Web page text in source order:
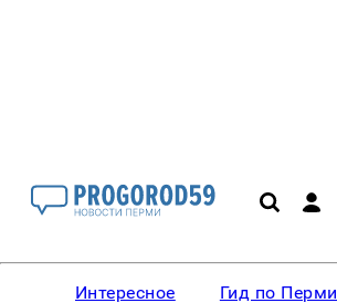
Интересное Гид по Перми